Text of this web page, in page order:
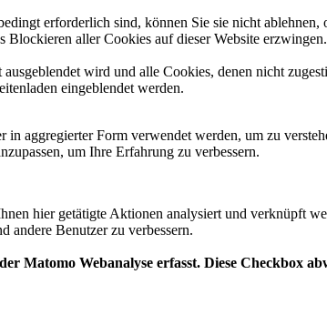
erforderlich sind, können Sie sie nicht
Blockieren aller Cookies auf dieser Website erzwingen.
wird und alle Cookies, denen nicht
eingeblendet werden.
in aggregierter Form verwendet werden, um zu
um Ihre Erfahrung zu verbessern.
hier getätigte Aktionen analysiert und verknüpft
andere Benutzer zu verbessern.
Matomo Webanalyse erfasst. Diese Checkbox